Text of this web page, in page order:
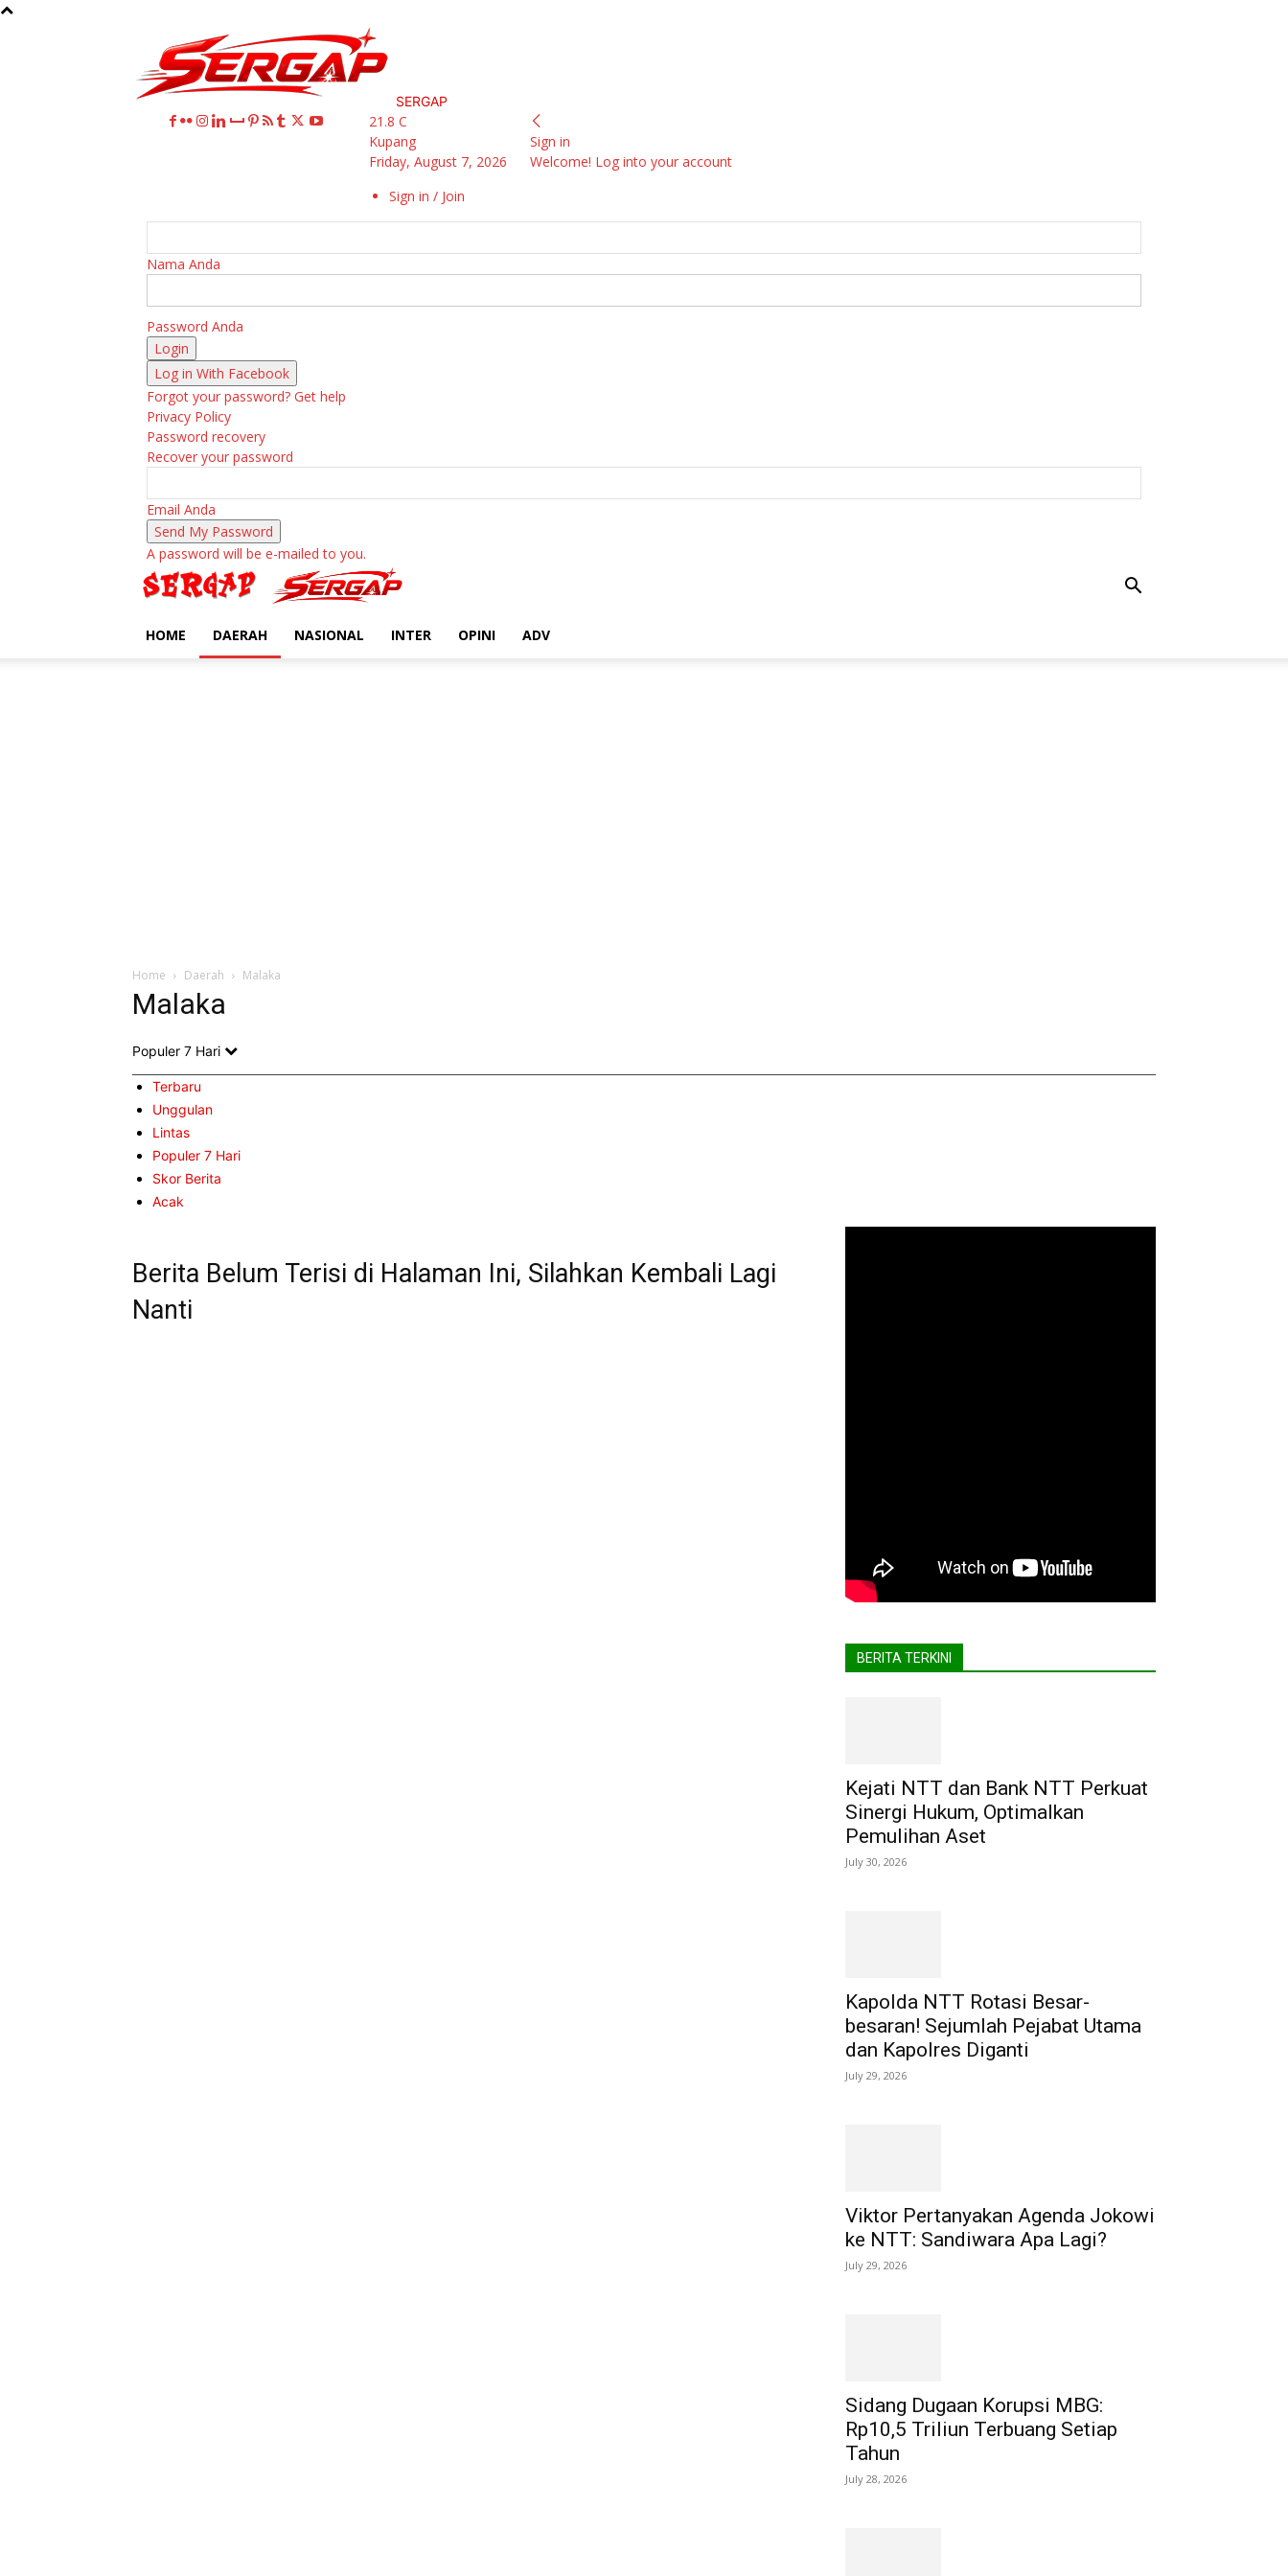
SERGAP
21.8 C
Kupang
Friday, August 7, 2026
Sign in / Join
Sign in
Welcome! Log into your account
Nama Anda
Password Anda
Log in With Facebook
Forgot your password? Get help
Privacy Policy
Password recovery
Recover your password
Email Anda
A password will be e-mailed to you.
HOME DAERAH NASIONAL INTER OPINI ADV
Home Daerah Malaka
Malaka
Populer 7 Hari
Terbaru
Unggulan
Lintas
Populer 7 Hari
Skor Berita
Acak
Berita Belum Terisi di Halaman Ini, Silahkan Kembali Lagi
Nanti
BERITA TERKINI
Kejati NTT dan Bank NTT Perkuat
Sinergi Hukum, Optimalkan
Pemulihan Aset
July 30, 2026
Kapolda NTT Rotasi Besar-
besaran! Sejumlah Pejabat Utama
dan Kapolres Diganti
July 29, 2026
Viktor Pertanyakan Agenda Jokowi
ke NTT: Sandiwara Apa Lagi?
July 29, 2026
Sidang Dugaan Korupsi MBG:
Rp10,5 Triliun Terbuang Setiap
Tahun
July 28, 2026